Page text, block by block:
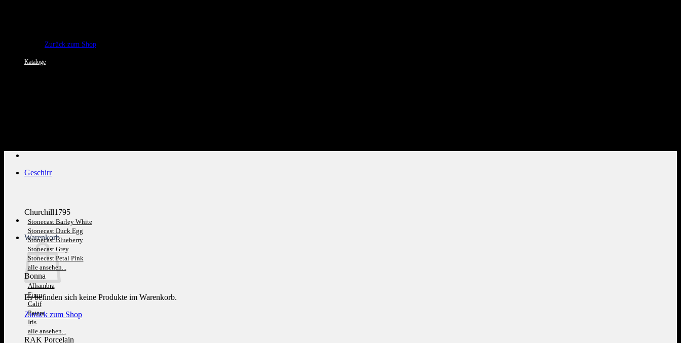
Zurück zum Shop
Kataloge
Warenkorb
Es befinden sich keine Produkte im Warenkorb.
Zurück zum Shop
Geschirr
Churchill1795
Stonecast Barley White
Stonecast Duck Egg
Stonecast Blueberry
Stonecast Grey
Stonecast Petal Pink
alle ansehen...
Bonna
Alhambra
Fium
Calif
Patera
Iris
alle ansehen...
RAK Porcelain